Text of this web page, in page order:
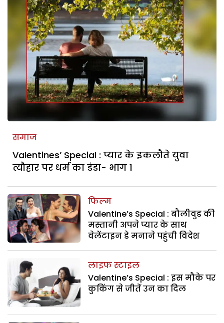
समाज
Valentines’ Special : प्यार के इकलौते युवा
त्यौहार पर धर्म का डंडा- भाग 1
फिल्म
Valentine’s Special : बौलीवुड की
मस्तानी अपने प्यार के साथ
वेलेंटाइन डे मनाने पहुंची विदेश
लाइफ स्टाइल
Valentine’s Special : इस मौके पर
कुकिंग से जीतें उन का दिल